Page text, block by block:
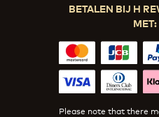
BETALEN BIJ H
MET:
Please note that there